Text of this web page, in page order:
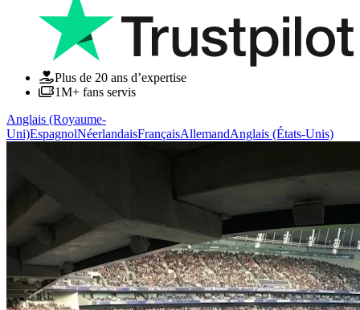
Plus de 20 ans d’expertise
1M+ fans servis
Anglais (Royaume-
Uni)EspagnolNéerlandaisFrançaisAllemandAnglais (États-Unis)